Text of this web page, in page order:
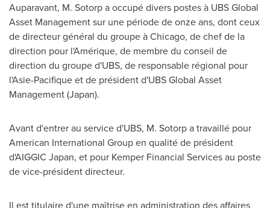
Auparavant, M. Sotorp a occupé divers postes à UBS Global
Asset Management sur une période de onze ans, dont ceux
de directeur général du groupe àChicago, de chef de la
direction pour l'Amérique, de membre du conseil de
direction du groupe d'UBS, de responsable régional pour
l'Asie-Pacifique et de président d'UBS Global Asset
Management (Japan).
Avant d'entrer au service d'UBS, M. Sotorp a travaillé pour
American International Group en qualité de président
d'AIGGIC Japan, et pour Kemper Financial Services au poste
de vice-président directeur.